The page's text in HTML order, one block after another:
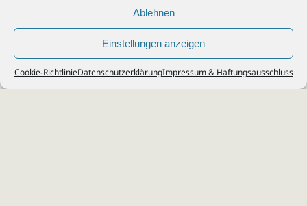
Ablehnen
Einstellungen anzeigen
Cookie-RichtlinieDatenschutzerklärungImpressum & Haftungsausschluss
© 2026Steuerberater Kempf, Köln - Steuerberatung Poll, Porz, Deutz, Mülheim,